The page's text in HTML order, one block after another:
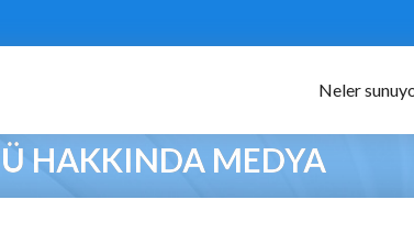
Neler
HAKKINDA MEDYA